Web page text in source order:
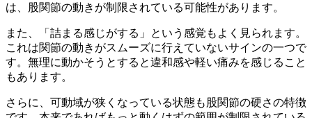
は、股関節の動きが制限されている可能性があります。
また、「詰まる感じがする」という感覚もよく見られます。
これは関節の動きがスムーズに行えていないサインの一つで
す。無理に動かそうとすると違和感や軽い痛みを感じること
もあります。
さらに、可動域が狭くなっている状態も股関節の硬さの特徴